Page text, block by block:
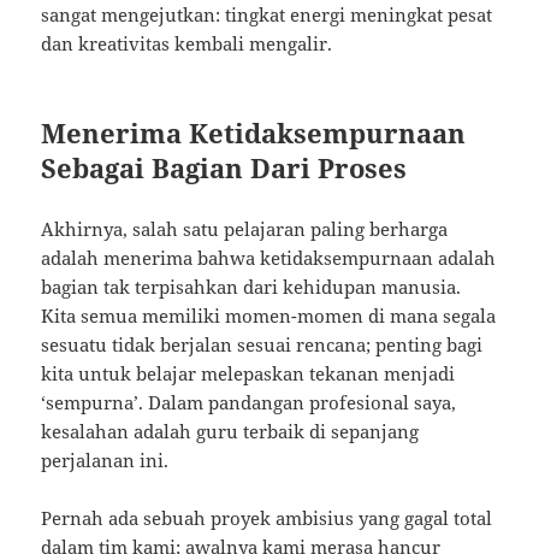
sangat mengejutkan: tingkat energi meningkat pesat
dan kreativitas kembali mengalir.
Menerima Ketidaksempurnaan
Sebagai Bagian Dari Proses
Akhirnya, salah satu pelajaran paling berharga
adalah menerima bahwa ketidaksempurnaan adalah
bagian tak terpisahkan dari kehidupan manusia.
Kita semua memiliki momen-momen di mana segala
sesuatu tidak berjalan sesuai rencana; penting bagi
kita untuk belajar melepaskan tekanan menjadi
‘sempurna’. Dalam pandangan profesional saya,
kesalahan adalah guru terbaik di sepanjang
perjalanan ini.
Pernah ada sebuah proyek ambisius yang gagal total
dalam tim kami; awalnya kami merasa hancur